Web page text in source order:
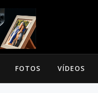
FOTOS VÍDEOS